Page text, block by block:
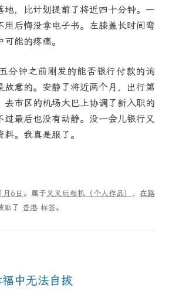
地，比计划提前了将近四十分钟。一
用后悔没拿电子书。左膝盖长时间弯
能的疼痛。
分钟之前刚发的能否银行付款的询
故意的。安静了将近两个月，出行第
去市区的机场大巴上协调了新入职的
过最后也没有动静。没一会儿银行又
。我真是服了。
6日 。属于叉叉玩相机（个人作品） 、 在路
贴了 香港 标签。
中无法自拔